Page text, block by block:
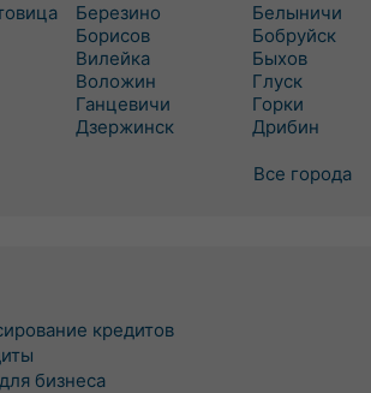
Березино
Борисов
Вилейка
Воложин
Ганцевичи
Дзержинск
Белыничи
Бобруйск
Быхов
Глуск
Горки
Дрибин
Все города
кредитов
бизнеса